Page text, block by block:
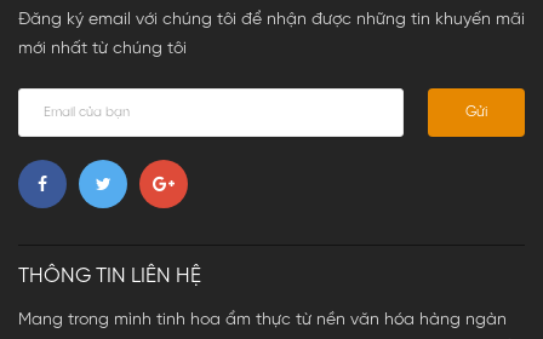
Đăng ký email với chúng tôi để nhận được những tin khuyến mãi
mới nhất từ chúng tôi
Gửi
THÔNG TIN LIÊN HỆ
Mang trong mình tinh hoa ẩm thực từ nền văn hóa hàng ngàn